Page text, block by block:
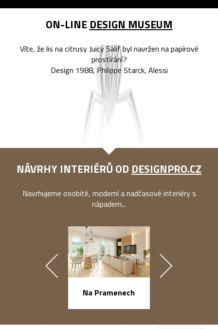
ON-LINE DESIGN MUSEUM
Víte, že lis na citrusy Juicy Salif byl navržen na papírové
prostírání?
Design 1988, Philippe Starck, Alessi
NÁVRHY INTERIÉRŮ OD DESIGNPRO.CZ
Navrhujeme osobité, moderní a nadčasové interiéry s
nápadem...
Na Pramenech